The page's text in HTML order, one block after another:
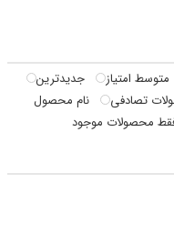
متوسط امتیاز
جدیدترین
تصادفی
نام محصول
محصولات موجود